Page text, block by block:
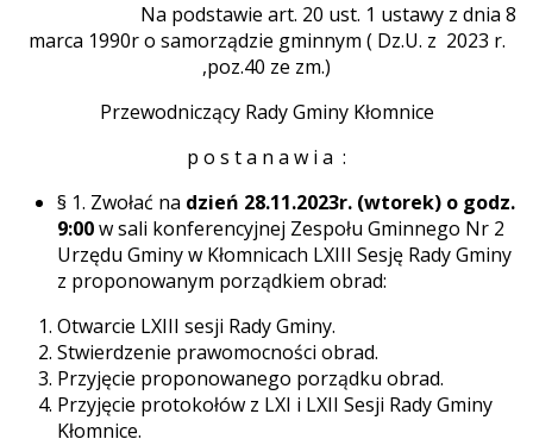
Na podstawie art. 20 ust. 1 ustawy z dnia 8
marca 1990r o samorządzie gminnym ( Dz.U. z 2023 r.
,poz.40 ze zm.)
Przewodniczący Rady Gminy Kłomnice
p o s t a n a w i a :
§ 1. Zwołać na dzień 28.11.2023r. (wtorek) o godz.
9:00w sali konferencyjnej Zespołu Gminnego Nr 2
Urzędu Gminy w Kłomnicach LXIII Sesję Rady Gminy
z proponowanym porządkiem obrad:
Otwarcie LXIII sesji Rady Gminy.
Stwierdzenie prawomocności obrad.
Przyjęcie proponowanego porządku obrad.
Przyjęcie protokołów z LXI i LXII Sesji Rady Gminy
Kłomnice.